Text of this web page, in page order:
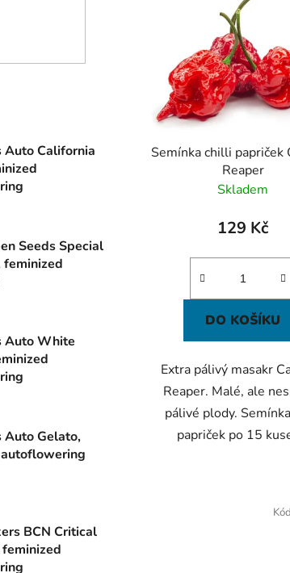
Auto California
Seeds Special
feminized
Auto White
Auto Gelato,
BCN Critical
Semínka chilli papriček
Reaper
Skladem
129 Kč
DO KOŠÍKU
Extra pálivý masakr
Reaper. Malé, ale
pálivé plody.
papriček po 15